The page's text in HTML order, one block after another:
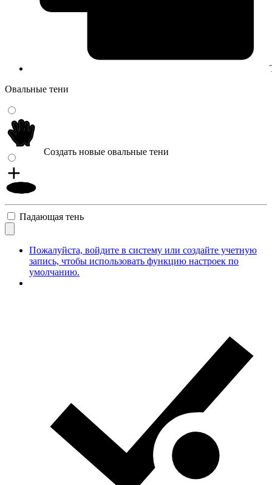
Овальные тени
Создать новые овальные тени
Падающая тень
Пожалуйста, войдите в систему или создайте учетную
запись, чтобы использовать функцию настроек по
умолчанию.